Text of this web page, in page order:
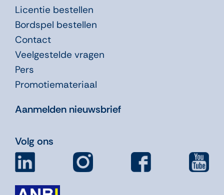
Licentie bestellen
Bordspel bestellen
Contact
Veelgestelde vragen
Pers
Promotiemateriaal
Aanmelden nieuwsbrief
Volg ons